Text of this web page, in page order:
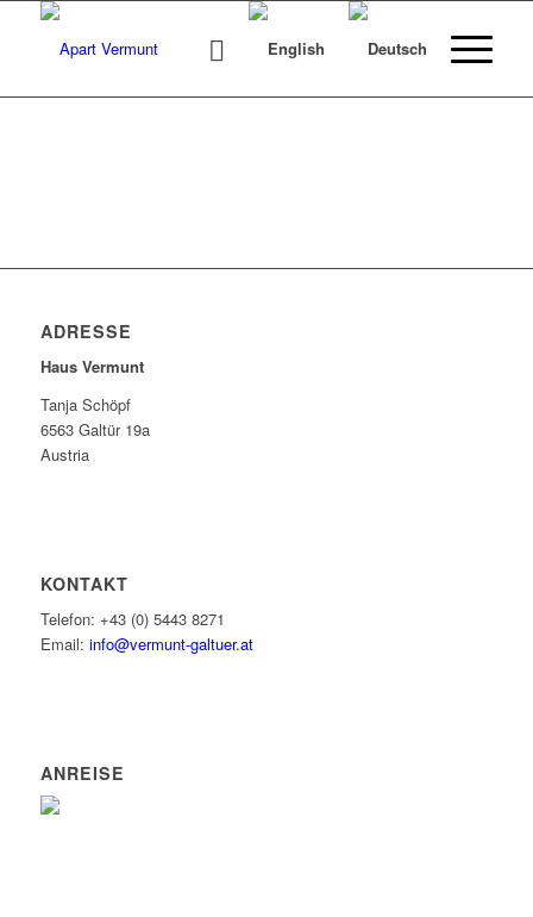
ADRESSE
Haus Vermunt
Tanja Schöpf
6563 Galtür 19a
Austria
KONTAKT
Telefon: +43 (0) 5443 8271
Email: info@vermunt-galtuer.at
ANREISE